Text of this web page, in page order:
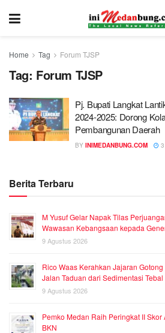
Home Tag Forum TJSP
Tag: Forum TJSP
Pj. Bupati Langkat
2024-2025: Dorong
Pembangunan Daerah
BY INIMEDANBUNG.COM
Berita Terbaru
M Yusuf Gelar Napak Tilas
Wawasan Kebangsaan kepada
9 Agustus 2026
Rico Waas Kerahkan Jajaran
Jalan Taduan dari Sedimentasi Tebal
9 Agustus 2026
Pemko Medan Raih Peringkat II
BKN